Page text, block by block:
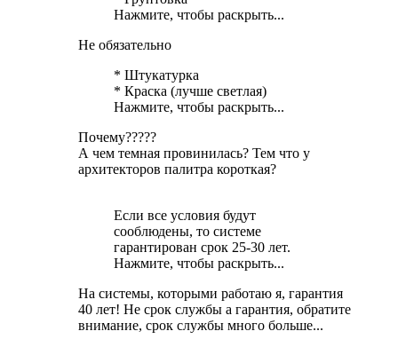
Нажмите, чтобы раскрыть...
Не обязательно
* Штукатурка
* Краска (лучше светлая)
Нажмите, чтобы раскрыть...
Почему?????
А чем темная провинилась? Тем что у
архитекторов палитра короткая?
Если все условия будут
сооблюдены, то системе
гарантирован срок 25-30 лет.
Нажмите, чтобы раскрыть...
На системы, которыми работаю я, гарантия
40 лет! Не срок службы а гарантия, обратите
внимание, срок службы много больше...